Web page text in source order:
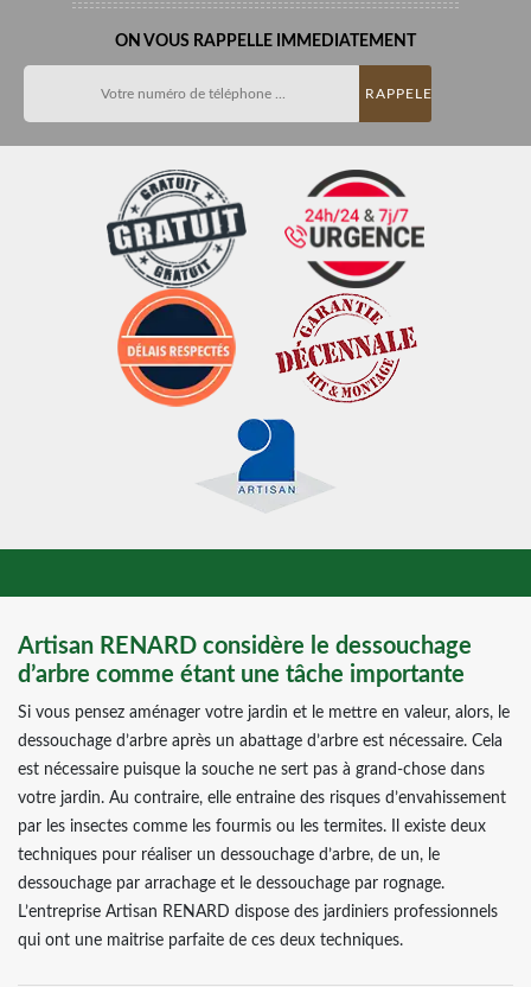
ON VOUS RAPPELLE IMMEDIATEMENT
Artisan RENARD considère le dessouchage
d’arbre comme étant une tâche importante
Si vous pensez aménager votre jardin et le mettre en valeur, alors, le
dessouchage d’arbre après un abattage d’arbre est nécessaire. Cela
est nécessaire puisque la souche ne sert pas à grand-chose dans
votre jardin. Au contraire, elle entraine des risques d’envahissement
par les insectes comme les fourmis ou les termites. Il existe deux
techniques pour réaliser un dessouchage d’arbre, de un, le
dessouchage par arrachage et le dessouchage par rognage.
L’entreprise Artisan RENARD dispose des jardiniers professionnels
qui ont une maitrise parfaite de ces deux techniques.